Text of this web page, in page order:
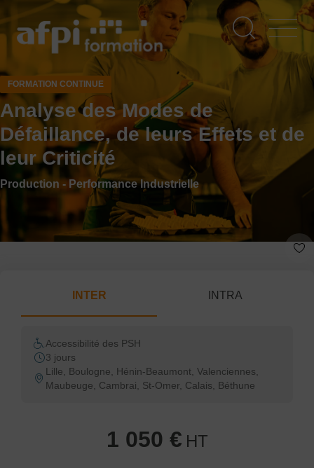
contenu
FORMATION CONTINUE
Analyse des Modes de
Défaillance, de leurs Effets et de
leur Criticité
Production - Performance Industrielle
INTER INTRA
Accessibilité des PSH
3 jours
Lille, Boulogne, Hénin-Beaumont, Valenciennes,
Maubeuge, Cambrai, St-Omer, Calais, Béthune
1 050 € HT